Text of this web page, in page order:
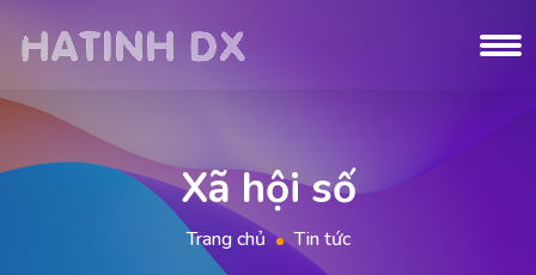
Xã hội số
Trang chủ Tin tức